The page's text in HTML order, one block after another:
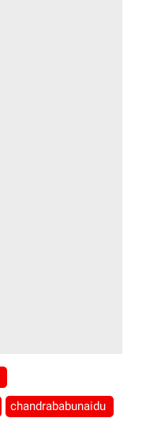
chandrababunaidu